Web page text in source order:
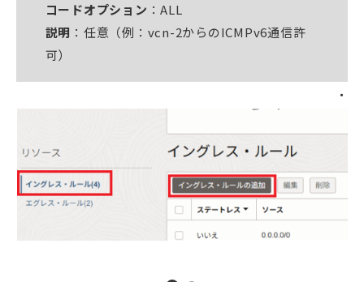
コードオプション ：ALL
説明 ：任意（例：vcn-2からのICMPv6通信許
可）